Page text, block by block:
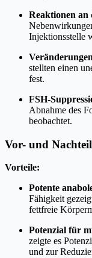
Reaktionen an
Injektionsstelle
stellten einen
fest.
FSH-
Abnahme des
beobachtet.
Vor- und
Vorteile:
Potente
Fähigkeit
fettfreie
Potenzial für
zeigte es
und zur